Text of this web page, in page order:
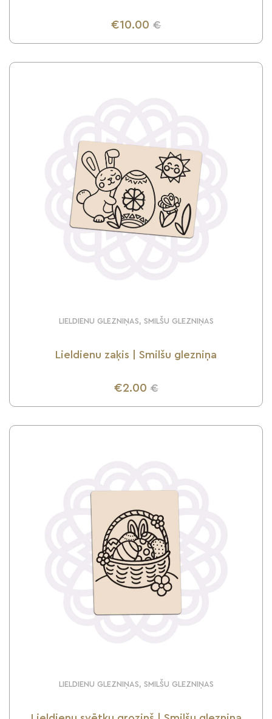
€10.00 €
UZZINI VAIRĀK
LIELDIENU GLEZNIŅAS, SMILŠU GLEZNIŅAS
Lieldienu zaķis | Smilšu glezniņa
€2.00 €
UZZINI VAIRĀK
LIELDIENU GLEZNIŅAS, SMILŠU GLEZNIŅAS